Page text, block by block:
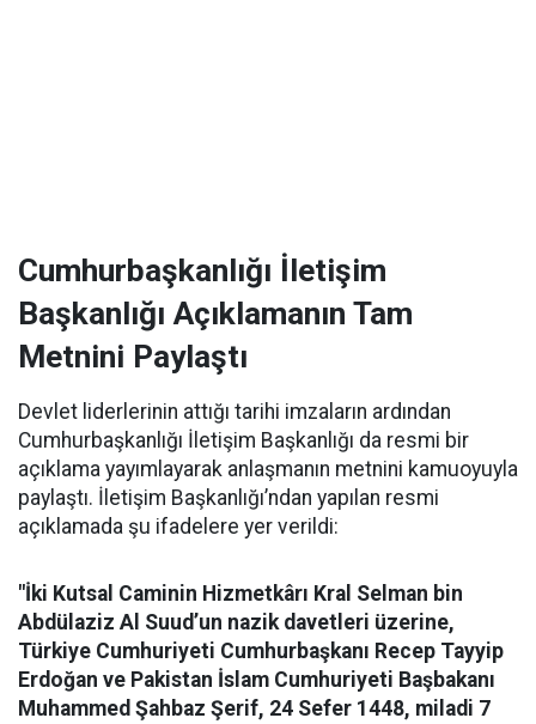
Cumhurbaşkanlığı İletişim
Başkanlığı Açıklamanın Tam
Metnini Paylaştı
Devlet liderlerinin attığı tarihi imzaların ardından
Cumhurbaşkanlığı İletişim Başkanlığı da resmi bir
açıklama yayımlayarak anlaşmanın metnini kamuoyuyla
paylaştı. İletişim Başkanlığı’ndan yapılan resmi
açıklamada şu ifadelere yer verildi:
"İki Kutsal Caminin Hizmetkârı Kral Selman bin
Abdülaziz Al Suud’un nazik davetleri üzerine,
Türkiye Cumhuriyeti Cumhurbaşkanı Recep Tayyip
Erdoğan ve Pakistan İslam Cumhuriyeti Başbakanı
Muhammed Şahbaz Şerif, 24 Sefer 1448, miladi 7